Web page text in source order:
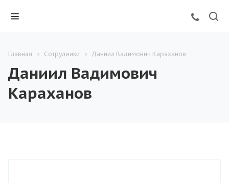
Главная Сотрудники Даниил Вадимович Караханов
Даниил Вадимович
Караханов